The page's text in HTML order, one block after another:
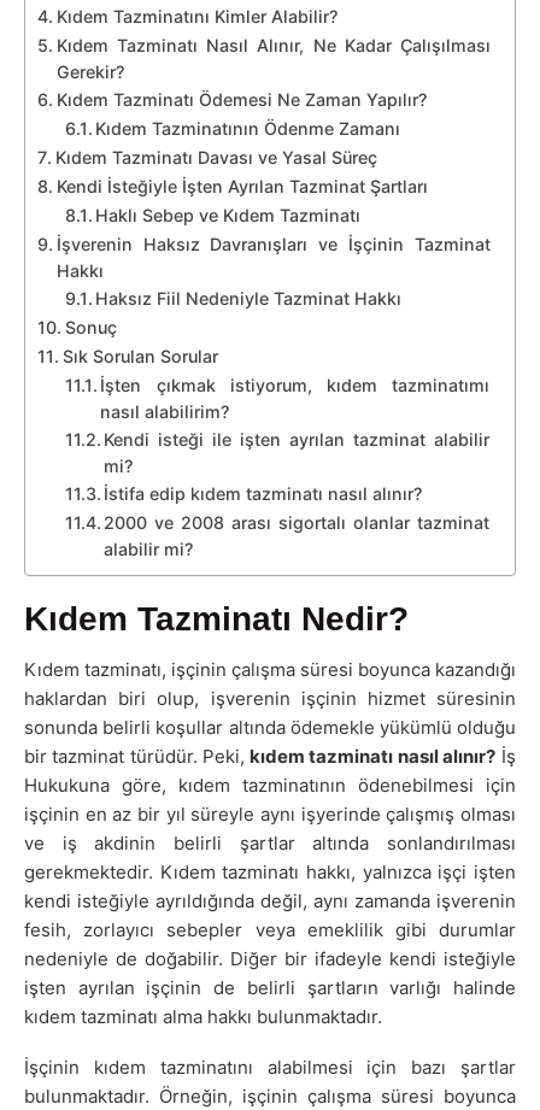
Kıdem Tazminatını Kimler Alabilir?
Kıdem Tazminatı Nasıl Alınır, Ne Kadar Çalışılması
Gerekir?
Kıdem Tazminatı Ödemesi Ne Zaman Yapılır?
Kıdem Tazminatının Ödenme Zamanı
Kıdem Tazminatı Davası ve Yasal Süreç
Kendi İsteğiyle İşten Ayrılan Tazminat Şartları
Haklı Sebep ve Kıdem Tazminatı
İşverenin Haksız Davranışları ve İşçinin Tazminat
Hakkı
Haksız Fiil Nedeniyle Tazminat Hakkı
Sonuç
Sık Sorulan Sorular
İşten çıkmak istiyorum, kıdem tazminatımı
nasıl alabilirim?
Kendi isteği ile işten ayrılan tazminat alabilir
mi?
İstifa edip kıdem tazminatı nasıl alınır?
2000 ve 2008 arası sigortalı olanlar tazminat
alabilir mi?
Kıdem Tazminatı Nedir?
Kıdem tazminatı, işçinin çalışma süresi boyunca kazandığı
haklardan biri olup, işverenin işçinin hizmet süresinin
sonunda belirli koşullar altında ödemekle yükümlü olduğu
bir tazminat türüdür. Peki, kıdem tazminatı nasıl alınır? İş
Hukukuna göre, kıdem tazminatının ödenebilmesi için
işçinin en az bir yıl süreyle aynı işyerinde çalışmış olması
ve iş akdinin belirli şartlar altında sonlandırılması
gerekmektedir. Kıdem tazminatı hakkı, yalnızca işçi işten
kendi isteğiyle ayrıldığında değil, aynı zamanda işverenin
fesih, zorlayıcı sebepler veya emeklilik gibi durumlar
nedeniyle de doğabilir. Diğer bir ifadeyle kendi isteğiyle
işten ayrılan işçinin de belirli şartların varlığı halinde
kıdem tazminatı alma hakkı bulunmaktadır.
İşçinin kıdem tazminatını alabilmesi için bazı şartlar
bulunmaktadır. Örneğin, işçinin çalışma süresi boyunca